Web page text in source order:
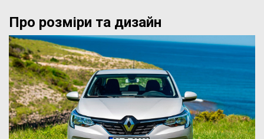
Про розміри та дизайн